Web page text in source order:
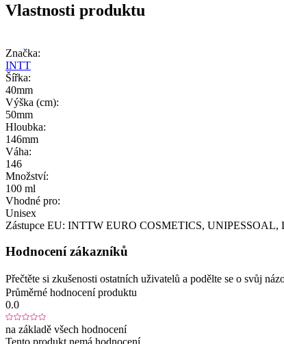
Vlastnosti produktu
Značka:
INTT
Šířka:
40mm
Výška (cm):
50mm
Hloubka:
146mm
Váha:
146
Množství:
100 ml
Vhodné pro:
Unisex
Zástupce EU: INTTW EURO COSMETICS, UNIPESSOAL,
Hodnocení zákazníků
Přečtěte si zkušenosti ostatních uživatelů a podělte se o svůj
Průměrné hodnocení produktu
0.0
na základě všech hodnocení